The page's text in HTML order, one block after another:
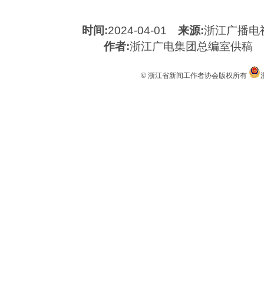
时间:2024-04-01来源:浙江广播电
作者:浙江广电集团总编室供稿
© 浙江省新闻工作者协会版权所有